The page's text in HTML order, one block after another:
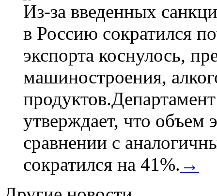
Из-за введенных
в Россию сократился
экспорта коснулось,
машиностроения,
утверждает, что объем
сравнении с
сократился на 41%. →